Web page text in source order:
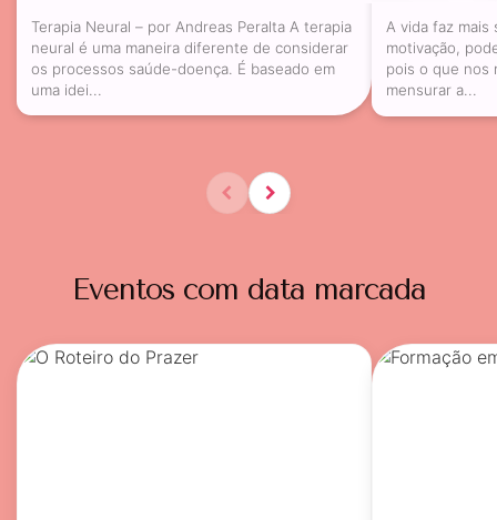
Terapia Neural – por Andreas Peralta A terapia
neural é uma maneira diferente de considerar
os processos saúde-doença. É baseado em
uma idei...
A vida faz mais
motivação,
pois o que nos
mensurar a...
Eventos com data marcada